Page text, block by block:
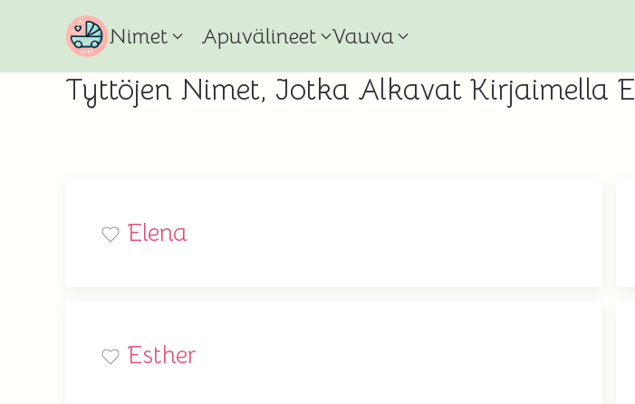
Nimet Apuvälineet Vauva
Tyttöjen Nimet, Jotka Alkavat Kirjaimella E
Elena
Esther